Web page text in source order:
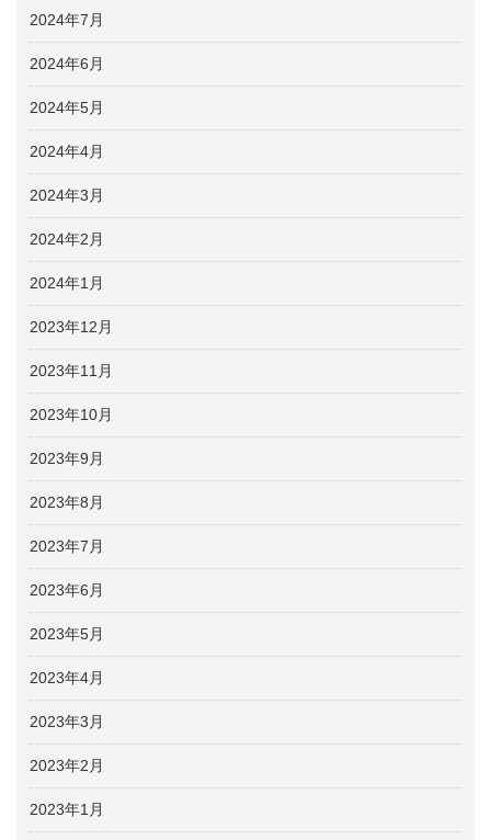
2024年7月
2024年6月
2024年5月
2024年4月
2024年3月
2024年2月
2024年1月
2023年12月
2023年11月
2023年10月
2023年9月
2023年8月
2023年7月
2023年6月
2023年5月
2023年4月
2023年3月
2023年2月
2023年1月